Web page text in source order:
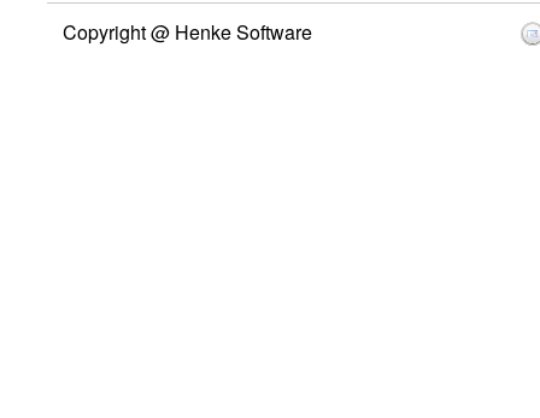
Copyright @ Henke Software